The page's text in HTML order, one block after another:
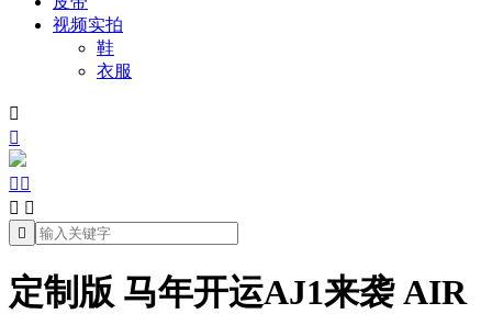
视频实拍
鞋
衣服


 
 

定制版 马年开运AJ1来袭 AIR